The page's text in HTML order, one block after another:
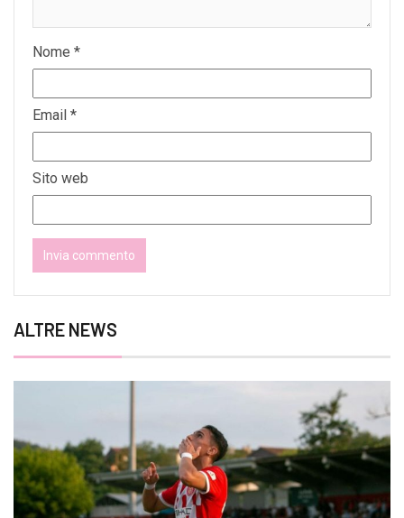
Nome *
Email *
Sito web
ALTRE NEWS